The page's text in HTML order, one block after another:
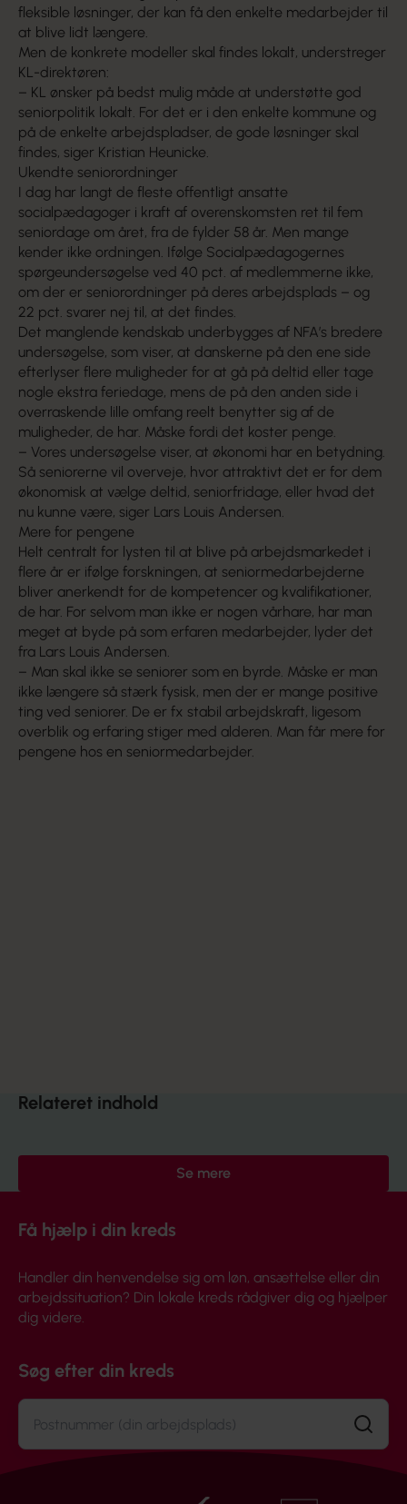
fleksible løsninger, der kan få den enkelte medarbejder til
at blive lidt længere.
Men de konkrete modeller skal findes lokalt, understreger
KL-direktøren:
– KL ønsker på bedst mulig måde at understøtte god
seniorpolitik lokalt. For det er i den enkelte kommune og
på de enkelte arbejdspladser, de gode løsninger skal
findes, siger Kristian Heunicke.
Ukendte seniorordninger
I dag har langt de fleste offentligt ansatte
socialpædagoger i kraft af overenskomsten ret til fem
seniordage om året, fra de fylder 58 år. Men mange
kender ikke ordningen. Ifølge Socialpædagogernes
spørgeundersøgelse ved 40 pct. af medlemmerne ikke,
om der er seniorordninger på deres arbejdsplads – og
22 pct. svarer nej til, at det findes.
Det manglende kendskab underbygges af NFA’s bredere
undersøgelse, som viser, at danskerne på den ene side
efterlyser flere muligheder for at gå på deltid eller tage
nogle ekstra feriedage, mens de på den anden side i
overraskende lille omfang reelt benytter sig af de
muligheder, de har. Måske fordi det koster penge.
– Vores undersøgelse viser, at økonomi har en betydning.
Så seniorerne vil overveje, hvor attraktivt det er for dem
økonomisk at vælge deltid, seniorfridage, eller hvad det
nu kunne være, siger Lars Louis Andersen.
Mere for pengene
Helt centralt for lysten til at blive på arbejdsmarkedet i
flere år er ifølge forskningen, at seniormedarbejderne
bliver anerkendt for de kompetencer og kvalifikationer,
de har. For selvom man ikke er nogen vårhare, har man
meget at byde på som erfaren medarbejder, lyder det
fra Lars Louis Andersen.
– Man skal ikke se seniorer som en byrde. Måske er man
ikke længere så stærk fysisk, men der er mange positive
ting ved seniorer. De er fx stabil arbejdskraft, ligesom
overblik og erfaring stiger med alderen. Man får mere for
pengene hos en seniormedarbejder.
Relateret indhold
Se mere
Få hjælp i din kreds
Handler din henvendelse sig om løn, ansættelse eller din
arbejdssituation? Din lokale kreds rådgiver dig og hjælper
dig videre.
Søg efter din kreds
Søg